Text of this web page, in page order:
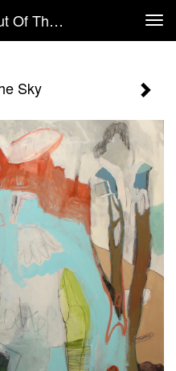
Mimi Van Bindsbergen - Out Of The Sky
Sky